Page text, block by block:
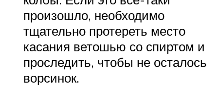
произошло, необходимо
тщательно протереть место
касания ветошью со спиртом и
проследить, чтобы не осталось
ворсинок.